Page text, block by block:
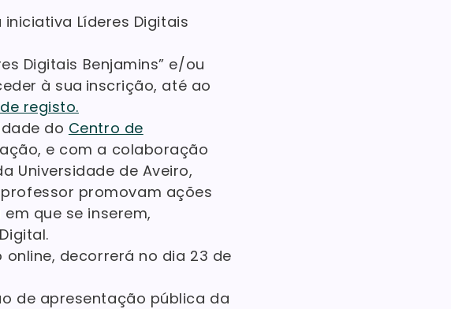
Líderes Digitais
Digitais Benjamins” e/ou
à sua inscrição, até ao
registo.
do Centro de
e com a colaboração
Universidade de Aveiro,
promovam ações
que se inserem,
decorrerá no dia 23 de
de apresentação pública da